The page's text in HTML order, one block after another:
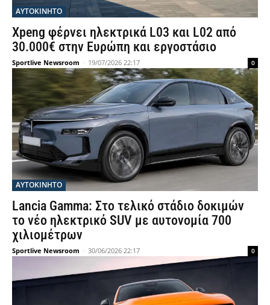
ΑΥΤΟΚΙΝΗΤΟ
Xpeng φέρνει ηλεκτρικά L03 και L02 από
30.000€ στην Ευρώπη και εργοστάσιο
Sportlive Newsroom - 19/07/2026 22:17 0
ΑΥΤΟΚΙΝΗΤΟ
Lancia Gamma: Στο τελικό στάδιο δοκιμών
το νέο ηλεκτρικό SUV με αυτονομία 700
χιλιομέτρων
Sportlive Newsroom - 30/06/2026 22:17 0